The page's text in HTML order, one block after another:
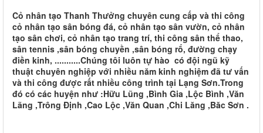
Cỏ nhân tạo Thanh Thưởng chuyên cung cấp và thi công
cỏ nhân tạo sân bóng đá, cỏ nhân tạo sân vườn, cỏ nhân
tạo sân chơi, cỏ nhân tạo trang trí, thi công sân thể thao,
sân tennis ,sân bóng chuyền ,sân bóng rổ, đường chạy
điền kinh, ...........Chúng tôi luôn tự hào có đội ngũ kỹ
thuật chuyên nghiệp với nhiều năm kinh nghiệm đã tư vấn
và thi công được rất nhiều công trình tại Lạng Sơn.Trong
đó có các huyện như :Hữu Lũng ,Bình Gia ,Lộc Bình ,Văn
Lãng ,Trông Định ,Cao Lộc ,Văn Quan ,Chi Lăng ,Băc Sơn .